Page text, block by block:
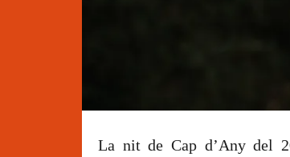
La nit de Cap d’Any del